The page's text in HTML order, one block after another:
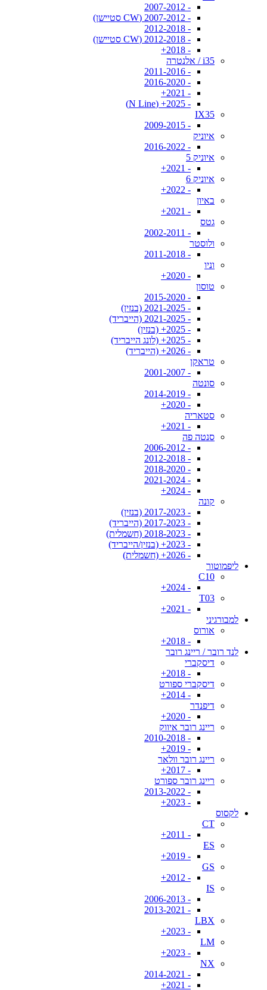
- 2007-2012
- 2007-2012 (CW סטיישן)
- 2012-2018
- 2012-2018 (CW סטיישן)
- 2018+
i35 / אלנטרה
- 2011-2016
- 2016-2020
- 2021+
- 2025+ (N Line)
IX35
- 2009-2015
איוניק
- 2016-2022
איוניק 5
- 2021+
איוניק 6
- 2022+
באיון
- 2021+
גטס
- 2002-2011
ולוסטר
- 2011-2018
וניו
- 2020+
טוסון
- 2015-2020
- 2021-2025 (בנזין)
- 2021-2025 (הייבריד)
- 2025+ (בנזין)
- 2025+ (לונג הייבריד)
- 2026+ (הייבריד)
טראקן
- 2001-2007
סונטה
- 2014-2019
- 2020+
סטאריה
- 2021+
סנטה פה
- 2006-2012
- 2012-2018
- 2018-2020
- 2021-2024
- 2024+
קונה
- 2017-2023 (בנזין)
- 2017-2023 (הייבריד)
- 2018-2023 (חשמלית)
- 2023+ (בנזין/הייבריד)
- 2026+ (חשמלית)
ליפמוטור
C10
- 2024+
T03
- 2021+
למבורגיני
אורוס
- 2018+
לנד רובר / ריינג רובר
דיסקברי
- 2018+
דיסקברי ספורט
- 2014+
דיפנדר
- 2020+
ריינג רובר איווק
- 2010-2018
- 2019+
ריינג רובר וולאר
- 2017+
ריינג רובר ספורט
- 2013-2022
- 2023+
לקסוס
CT
- 2011+
ES
- 2019+
GS
- 2012+
IS
- 2006-2013
- 2013-2021
LBX
- 2023+
LM
- 2023+
NX
- 2014-2021
- 2021+